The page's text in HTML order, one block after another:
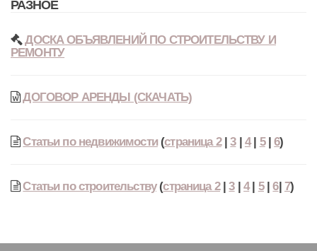
РАЗНОЕ
ДОСКА ОБЪЯВЛЕНИЙ ПО СТРОИТЕЛЬСТВУ И
РЕМОНТУ
ДОГОВОР АРЕНДЫ (СКАЧАТЬ)
Статьи по недвижимости(страница 2|3| 4| 5|6)
Статьи по строительству(страница 2|3|4| 5|6| 7)